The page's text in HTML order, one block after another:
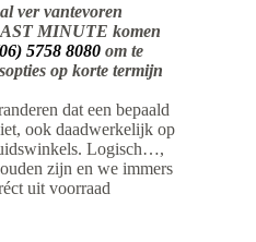
ver vantevoren
MINUTE komen
5758 8080 om te
op korte termijn
dat een bepaald
ook daadwerkelijk op
Logisch…,
zijn en we immers
uit voorraad